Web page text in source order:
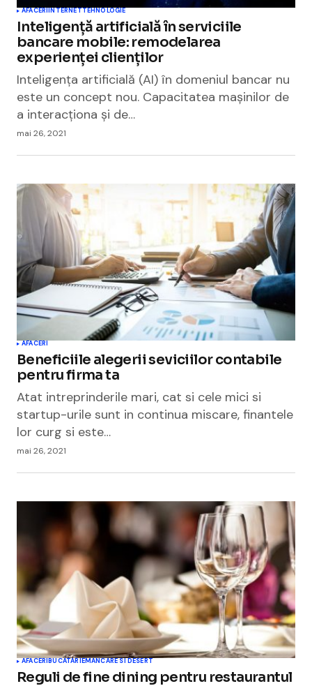
AFACERI INTERNETTEHNOLOGIE
Inteligență artificială în serviciile
bancare mobile: remodelarea
experienței clienților
Inteligența artificială (AI) în domeniul bancar nu
este un concept nou. Capacitatea mașinilor de
a interacționa și de…
mai 26, 2021
AFACERI
Beneficiile alegerii seviciilor contabile
pentru firma ta
Atat intreprinderile mari, cat si cele mici si
startup-urile sunt in continua miscare, finantele
lor curg si este…
mai 26, 2021
AFACERI BUCATARIEMANCARE SI DESERT
Reguli de fine dining pentru restaurantul